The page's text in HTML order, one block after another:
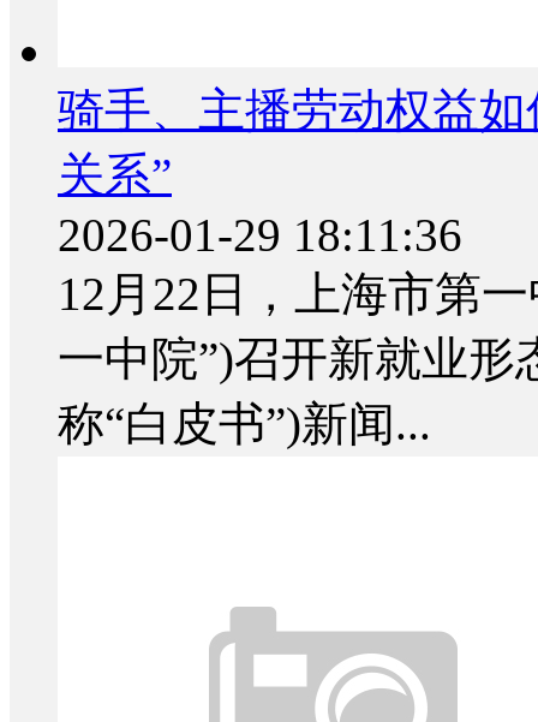
骑手、主播劳动权益
关系”
2026-01-29 18:11:36
12月22日，上海市第
一中院”)召开新就业
称“白皮书”)新闻...